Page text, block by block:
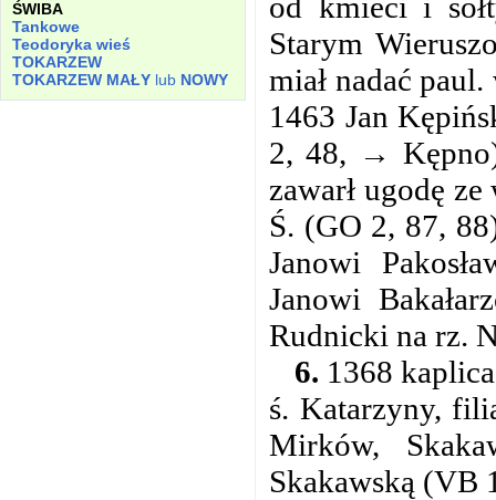
ŚWIBA
Tankowe
Teodoryka wieś
TOKARZEW
TOKARZEW MAŁY lub NOWY
Starym
miał nadać
1463 Jan
2, 48, →
zawarł ugodę
Ś. (GO 2, 87,
Janowi
Janowi
Rudnicki na rz.
6. 1368
ś. Katarzyny,
Mirków,
Skakawską (VB